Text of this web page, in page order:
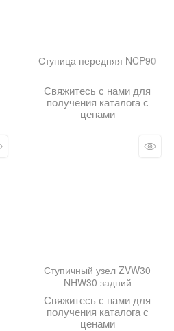
Ступица передняя NCP90
Свяжитесь с нами для
получения каталога с
ценами
Ступичный узел ZVW30
NHW30 задний
Свяжитесь с нами для
получения каталога с
ценами